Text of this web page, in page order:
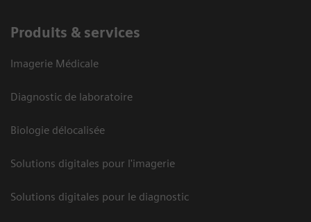
Produits & services
Imagerie Médicale
Diagnostic de laboratoire
Biologie délocalisée
Solutions digitales pour l'imagerie
Solutions digitales pour le diagnostic